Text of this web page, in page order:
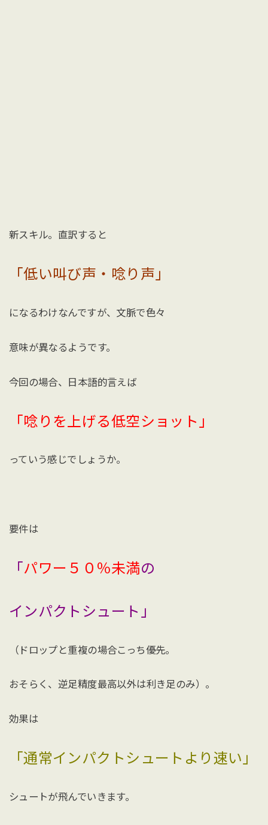
新スキル。直訳すると
「低い叫び声・唸り声」
になるわけなんですが、文脈で色々
意味が異なるようです。
今回の場合、日本語的言えば
「唸りを上げる低空ショット」
っていう感じでしょうか。
要件は
「パワー５０％未満の
インパクトシュート」
（ドロップと重複の場合こっち優先。
おそらく、逆足精度最高以外は利き足のみ）。
効果は
「通常インパクトシュートより速い」
シュートが飛んでいきます。